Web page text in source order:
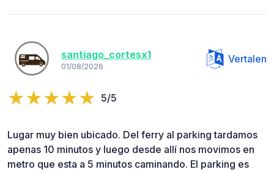
santiago_cortesx1
01/08/2026
Vertalen
5/5
Lugar muy bien ubicado. Del ferry al parking tardamos
apenas 10 minutos y luego desde allí nos movimos en
metro que esta a 5 minutos caminando. El parking es